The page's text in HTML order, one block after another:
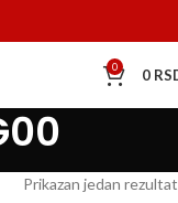
0 0
Prikazan jedan rezultat